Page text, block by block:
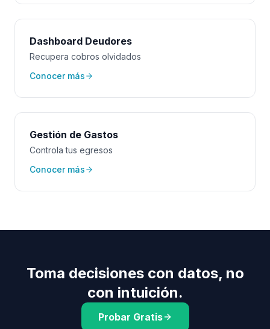
Dashboard Deudores
Recupera cobros olvidados
Conocer más
Gestión de Gastos
Controla tus egresos
Conocer más
Toma decisiones con datos, no
con intuición.
Probar Gratis